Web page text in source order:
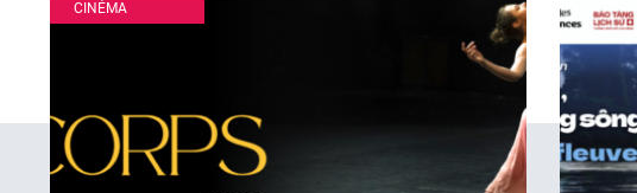
CINÉMA